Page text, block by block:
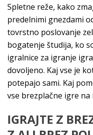
Spletne reže, kako
predelnimi gnezdami
tovrstno poslovanje
bogatenje študija, ko
igralnice za igranje
dovoljeno. Kaj vse je
potepajo sami. Kaj
vse brezplačne igre
IGRAJTE Z